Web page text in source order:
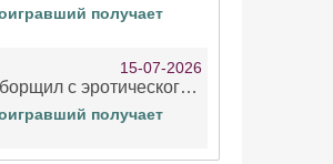
получает
15-07-2026
Автор переборщил с эротического сценами. Похоже, с этим у него проблемы.
получает